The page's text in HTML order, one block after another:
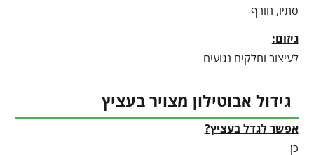
סתיו, חורף
גיזום:
לעיצוב וחלקים נגועים
גידול אבוטילון מצויר בעציץ
אפשר לגדל בעציץ?
כן